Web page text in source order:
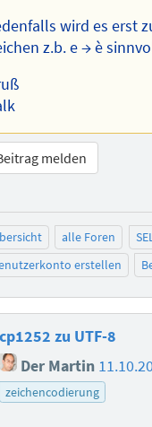
wird es erst
z.b. e → è
melden
alle Foren
erstellen
cp1252 zu UTF-8
Der Martin
zeichencodierung